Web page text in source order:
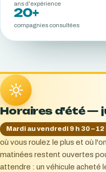
ans d'expérience
20+
compagnies consultées
Horaires d'été —
Mardi au vendredi 9 h 30 – 12
où vous roulez le plus et où
matinées restent ouvertes
attendre : un véhicule acheté